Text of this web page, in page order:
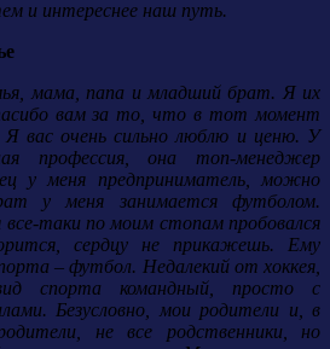
и интереснее наш путь.
мама, папа и младший брат. Я их
вам за то, что в тот момент
Я вас очень сильно люблю и ценю. У
профессия, она топ-менеджер
у меня предприниматель, можно
у меня занимается футболом.
таки по моим стопам пробовался
сердцу не прикажешь. Ему
– футбол. Недалекий от хоккея,
спорта командный, просто с
Безусловно, мои родители и, в
не все родственники, но